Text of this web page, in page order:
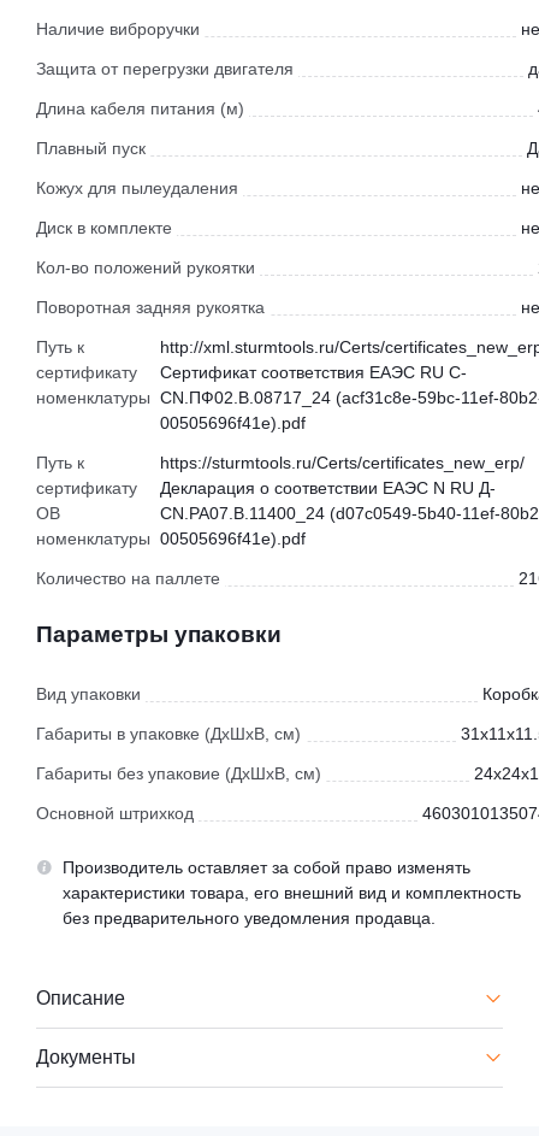
Наличие виброручки
Защита от перегрузки двигателя
Длина кабеля питания (м)
Плавный пуск
Кожух для пылеудаления
Диск в комплекте
Кол-во положений рукоятки
Поворотная задняя рукоятка
Путь к
сертификату
номенклатуры
http://xml.sturmtools.ru/Certs/
Сертификат соответствия ЕАЭС RU С-
CN.ПФ02.В.08717_24 (acf31c8e-59bc-11ef-
00505696f41e).pdf
Путь к
сертификату
ОВ
номенклатуры
https://sturmtools.ru/Certs/certificates_new_erp/
Декларация о соответствии ЕАЭС N RU Д-
CN.РА07.В.11400_24 (d07c0549-5b40-11ef-
00505696f41e).pdf
Количество на паллете
Параметры упаковки
Вид упаковки
Габариты в упаковке (ДхШхВ, см)
Габариты без упаковие (ДхШхВ, см)
Основной штрихкод
Производитель оставляет за собой право изменять
характеристики товара, его внешний вид и комплектность
без предварительного уведомления продавца.
Описание
Документы